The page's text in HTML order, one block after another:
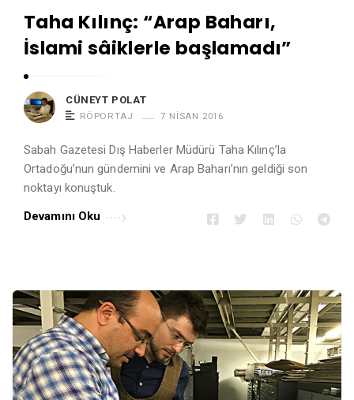
Taha Kılınç: “Arap Baharı,
İslami sâiklerle başlamadı”
CÜNEYT POLAT
RÖPORTAJ 7 NISAN 2016
Sabah Gazetesi Dış Haberler Müdürü Taha Kılınç’la
Ortadoğu’nun gündemini ve Arap Baharı’nın geldiği son
noktayı konuştuk.
Devamını Oku